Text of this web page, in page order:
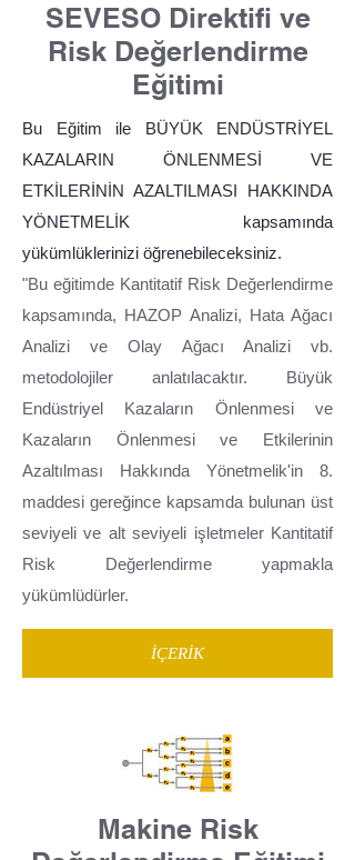
SEVESO Direktifi ve
Risk Değerlendirme
Eğitimi
Bu Eğitim ile BÜYÜK ENDÜSTRİYEL
KAZALARIN ÖNLENMESİ VE
ETKİLERİNİN AZALTILMASI HAKKINDA
YÖNETMELİK kapsamında
yükümlüklerinizi öğrenebileceksiniz.
"Bu eğitimde Kantitatif Risk Değerlendirme
kapsamında, HAZOP Analizi, Hata Ağacı
Analizi ve Olay Ağacı Analizi vb.
metodolojiler anlatılacaktır. Büyük
Endüstriyel Kazaların Önlenmesi ve
Kazaların Önlenmesi ve Etkilerinin
Azaltılması Hakkında Yönetmelik'in 8.
maddesi gereğince kapsamda bulunan üst
seviyeli ve alt seviyeli işletmeler Kantitatif
Risk Değerlendirme yapmakla
yükümlüdürler.
İÇERİK
Makine Risk